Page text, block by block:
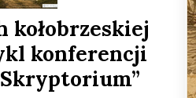
kołobrzeskiej
konferencji